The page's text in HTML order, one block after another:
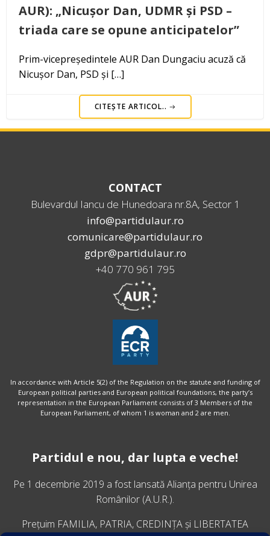
AUR): „Nicușor Dan, UDMR și PSD –
triada care se opune anticipatelor”
Prim-vicepreședintele AUR Dan Dungaciu acuză că
Nicușor Dan, PSD și […]
CITEȘTE ARTICOL..
CONTACT
Bulevardul Iancu de Hunedoara nr.8A, Sector 1
info@partidulaur.ro
comunicare@partidulaur.ro
gdpr@partidulaur.ro
+40 770 961 795
In accordance with Article 5(2) of the Regulation on the statute and funding of
European political parties and European political foundations, the party’s
representation in the European Parliament consists of 3 Members of the
European Parliament, of whom 1 is woman and 2 are men.
Partidul e nou, dar lupta e veche!
Pe 1 decembrie 2019 a fost lansatăAlianța pentru Unirea
Românilor (A.U.R.).
Prețuim FAMILIA, PATRIA, CREDINȚA și LIBERTATEA